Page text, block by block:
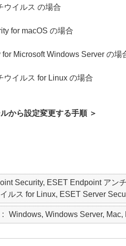
ウイルス の場合
for macOS の場合
Microsoft Windows Server の場
ウイルス for Linux の場合
から設定変更する手順 ＞
Security, ESET Endpoint アン
ルス for Linux, ESET Server
Windows, Windows Server, Mac,